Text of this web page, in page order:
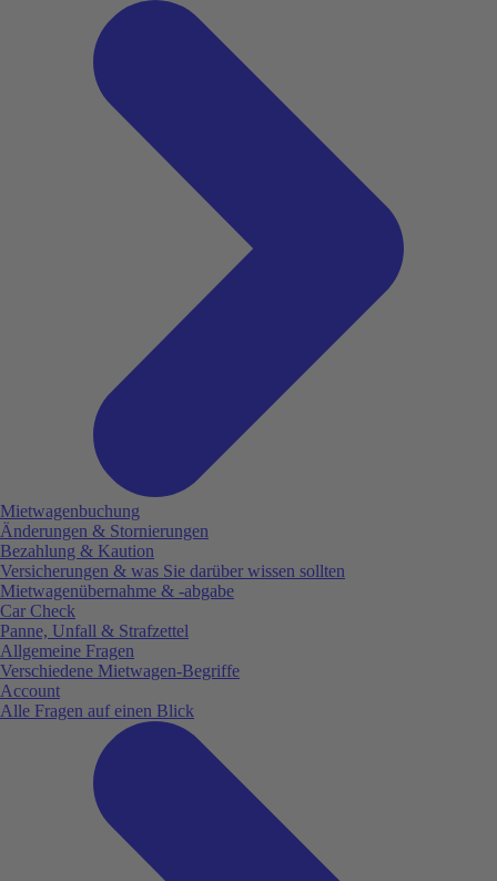
Mietwagenbuchung
Änderungen & Stornierungen
Bezahlung & Kaution
Versicherungen & was Sie darüber wissen sollten
Mietwagenübernahme & -abgabe
Car Check
Panne, Unfall & Strafzettel
Allgemeine Fragen
Verschiedene Mietwagen-Begriffe
Account
Alle Fragen auf einen Blick